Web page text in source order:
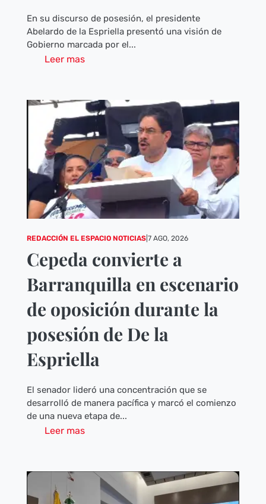
En su discurso de posesión, el presidente
Abelardo de la Espriella presentó una visión de
Gobierno marcada por el...
Leer mas
REDACCIÓN EL ESPACIO NOTICIAS| 7 AGO, 2026
Cepeda convierte a
Barranquilla en escenario
de oposición durante la
posesión de De la
Espriella
El senador lideró una concentración que se
desarrolló de manera pacífica y marcó el comienzo
de una nueva etapa de...
Leer mas